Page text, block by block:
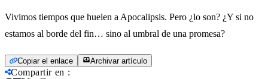
Vivimos tiempos que huelen a Apocalipsis. Pero ¿lo son? ¿Y si no
estamos al borde del fin… sino al umbral de una promesa?
Copiar el enlace Archivar artículo
Compartir en :